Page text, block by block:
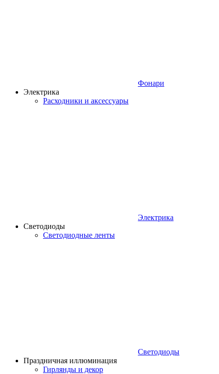
Фонари
Электрика
Расходники и аксессуары
Электрика
Светодиоды
Светодиодные ленты
Светодиоды
Праздничная иллюминация
Гирлянды и декор